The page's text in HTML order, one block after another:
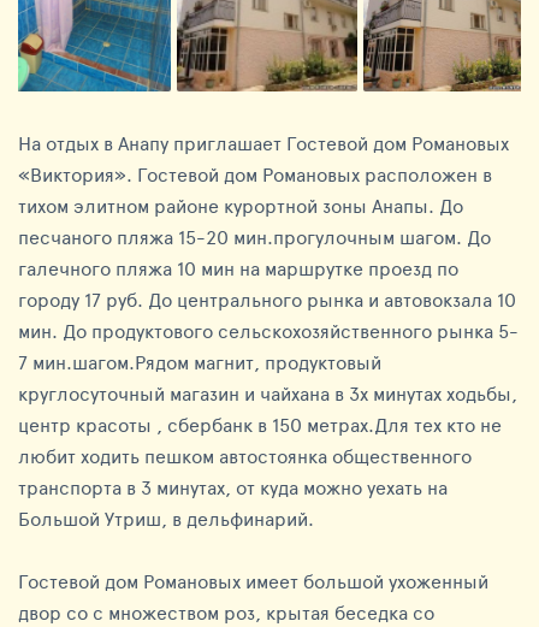
На отдых в Анапу приглашает Гостевой дом Романовых
«Виктория». Гостевой дом Романовых расположен в
тихом элитном районе курортной зоны Анапы. До
песчаного пляжа 15-20 мин.прогулочным шагом. До
галечного пляжа 10 мин на маршрутке проезд по
городу 17 руб. До центрального рынка и автовокзала 10
мин. До продуктового сельскохозяйственного рынка 5-
7 мин.шагом.Рядом магнит, продуктовый
круглосуточный магазин и чайхана в 3х минутах ходьбы,
центр красоты , сбербанк в 150 метрах.Для тех кто не
любит ходить пешком автостоянка общественного
транспорта в 3 минутах, от куда можно уехать на
Большой Утриш, в дельфинарий.
Гостевой дом Романовых имеет большой ухоженный
двор со с множеством роз, крытая беседка со